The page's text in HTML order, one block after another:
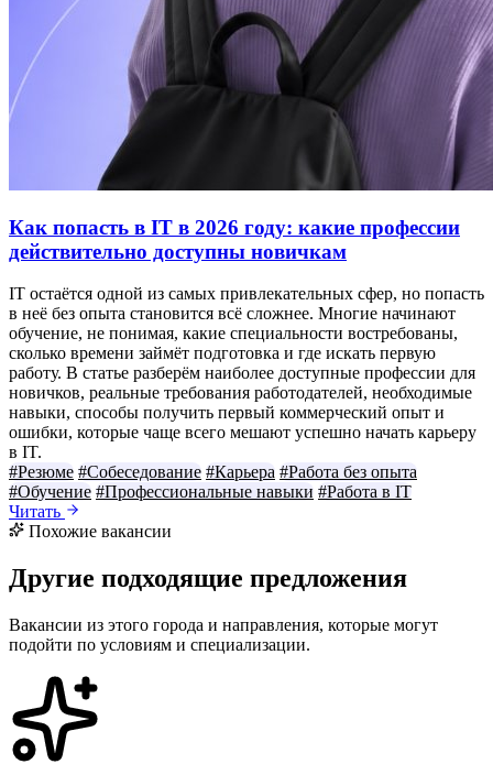
Как попасть в IT в 2026 году: какие профессии
действительно доступны новичкам
IT остаётся одной из самых привлекательных сфер, но попасть
в неё без опыта становится всё сложнее. Многие начинают
обучение, не понимая, какие специальности востребованы,
сколько времени займёт подготовка и где искать первую
работу. В статье разберём наиболее доступные профессии для
новичков, реальные требования работодателей, необходимые
навыки, способы получить первый коммерческий опыт и
ошибки, которые чаще всего мешают успешно начать карьеру
в IT.
#Резюме #Собеседование #Карьера #Работа без опыта
#Обучение #Профессиональные навыки #Работа в IT
Читать
Похожие вакансии
Другие подходящие предложения
Вакансии из этого города и направления, которые могут
подойти по условиям и специализации.